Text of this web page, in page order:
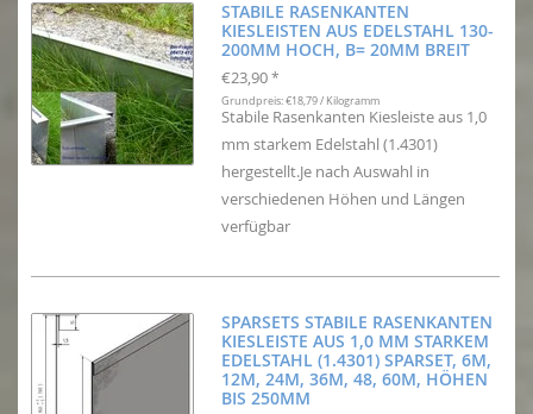
STABILE RASENKANTEN
KIESLEISTEN AUS EDELSTAHL 130-
200MM HOCH, B= 20MM BREIT
€23,90 *
Grundpreis: €18,79 / Kilogramm
Stabile Rasenkanten Kiesleiste aus 1,0
mm starkem Edelstahl (1.4301)
hergestellt.Je nach Auswahl in
verschiedenen Höhen und Längen
verfügbar
SPARSETS STABILE RASENKANTEN
KIESLEISTE AUS 1,0 MM STARKEM
EDELSTAHL (1.4301) SPARSET, 6M,
12M, 24M, 36M, 48, 60M, HÖHEN
BIS 250MM